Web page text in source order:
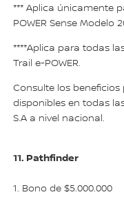
*** Aplica únicamente
POWER Sense Modelo
****Aplica para todas
Trail e-POWER.
Consulte los
disponibles en todas las
S.A a nivel nacional.
11. Pathfinder
1. Bono de $5.000.000